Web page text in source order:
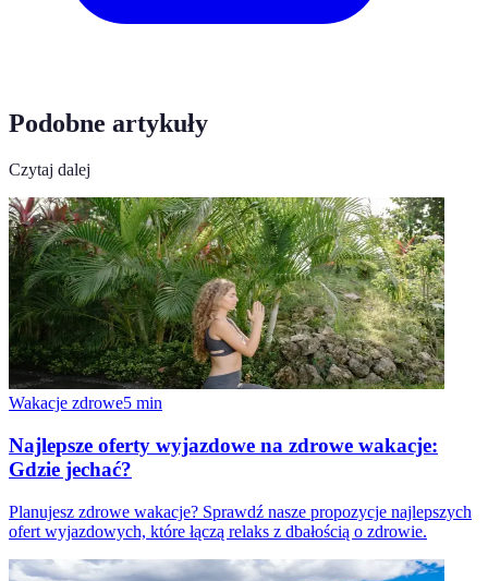
Podobne artykuły
Czytaj dalej
Wakacje zdrowe5 min
Najlepsze oferty wyjazdowe na zdrowe wakacje:
Gdzie jechać?
Planujesz zdrowe wakacje? Sprawdź nasze propozycje najlepszych
ofert wyjazdowych, które łączą relaks z dbałością o zdrowie.